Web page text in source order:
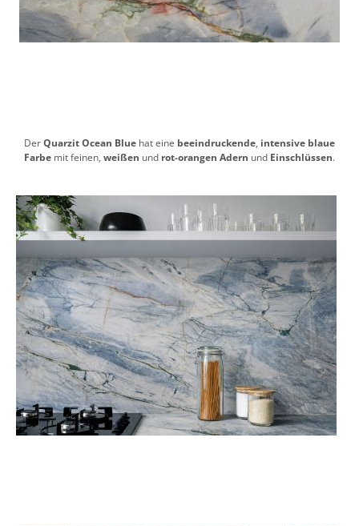
DerQuarzit Ocean Blue hat eine beeindruckende, intensive blaue
Farbe mit feinen, weißen und rot-orangen Adern und Einschlüssen.